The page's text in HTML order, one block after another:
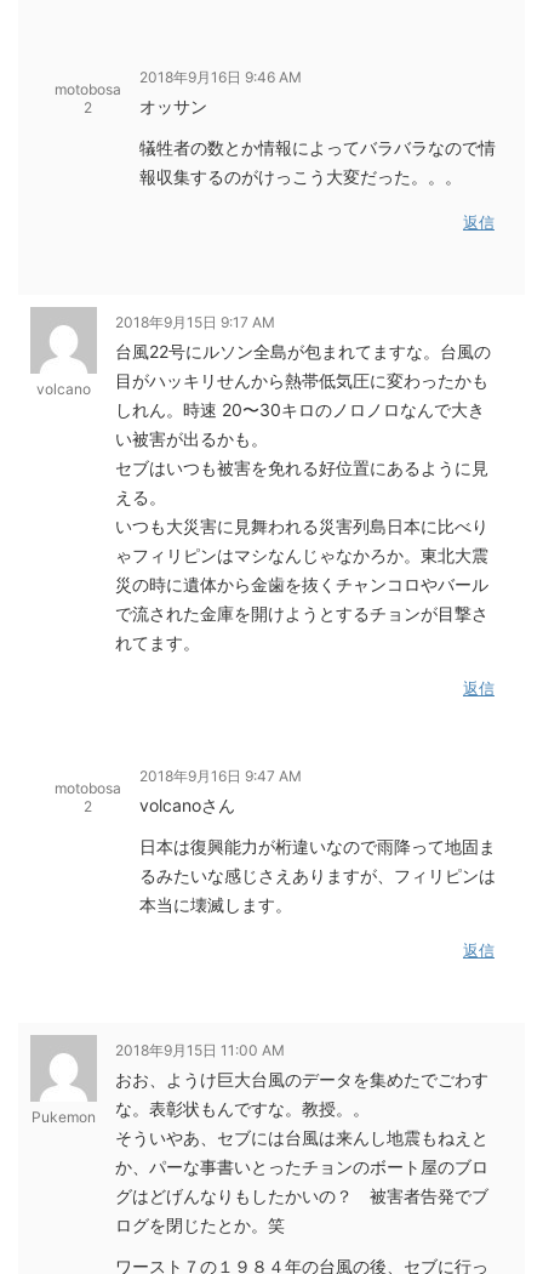
motobosa
2
2018年9月16日 9:46 AM
オッサン
犠牲者の数とか情報によってバラバラなので情
報収集するのがけっこう大変だった。。。
返信
volcano
2018年9月15日 9:17 AM
台風22号にルソン全島が包まれてますな。台風の
目がハッキリせんから熱帯低気圧に変わったかも
しれん。時速 20〜30キロのノロノロなんで大き
い被害が出るかも。
セブはいつも被害を免れる好位置にあるように見
える。
いつも大災害に見舞われる災害列島日本に比べり
ゃフィリピンはマシなんじゃなかろか。東北大震
災の時に遺体から金歯を抜くチャンコロやバール
で流された金庫を開けようとするチョンが目撃さ
れてます。
返信
motobosa
2
2018年9月16日 9:47 AM
volcanoさん
日本は復興能力が桁違いなので雨降って地固ま
るみたいな感じさえありますが、フィリピンは
本当に壊滅します。
返信
Pukemon
2018年9月15日 11:00 AM
おお、ようけ巨大台風のデータを集めたでごわす
な。表彰状もんですな。教授。。
そういやあ、セブには台風は来んし地震もねえと
か、パーな事書いとったチョンのボート屋のブロ
グはどげんなりもしたかいの？ 被害者告発でブ
ログを閉じたとか。笑
ワースト７の１９８４年の台風の後、セブに行っ